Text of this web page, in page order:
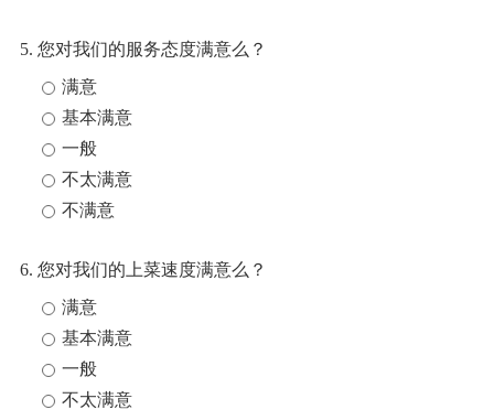
5. 您对我们的服务态度满意么？
满意
基本满意
一般
不太满意
不满意
6. 您对我们的上菜速度满意么？
满意
基本满意
一般
不太满意